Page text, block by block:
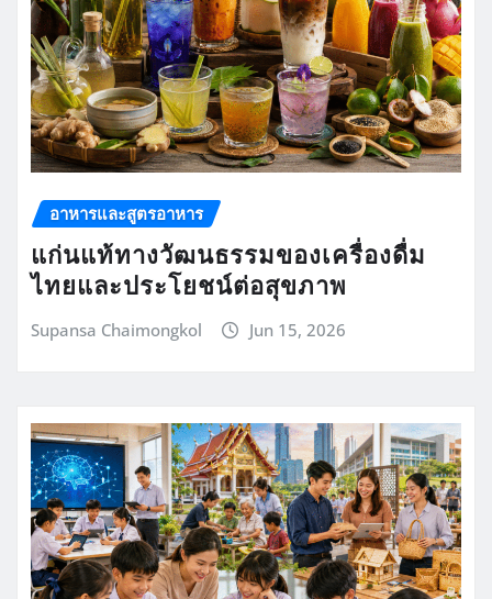
อาหารและสูตรอาหาร
แก่นแท้ทางวัฒนธรรมของเครื่องดื่ม
ไทยและประโยชน์ต่อสุขภาพ
Supansa Chaimongkol Jun 15, 2026